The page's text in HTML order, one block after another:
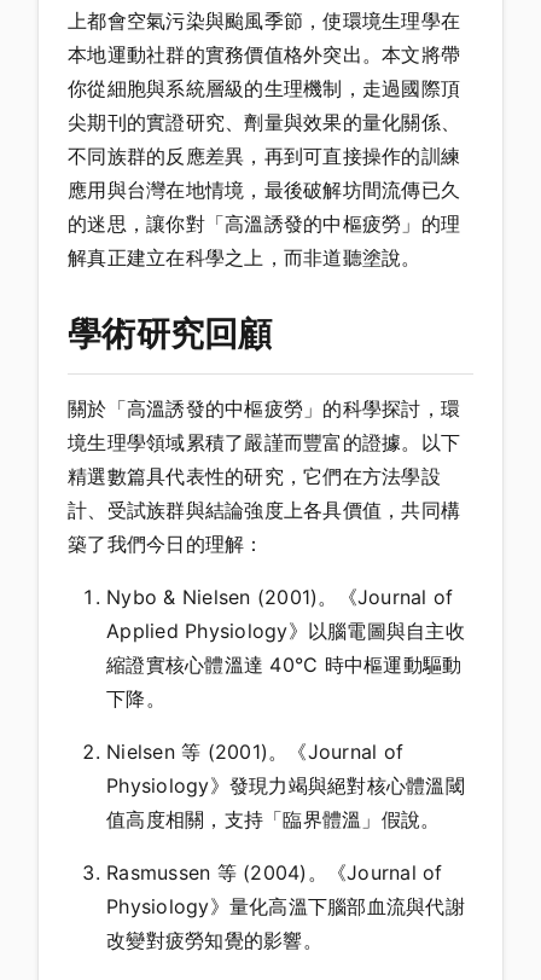
上都會空氣污染與颱風季節，使環境生理學在
本地運動社群的實務價值格外突出。本文將帶
你從細胞與系統層級的生理機制，走過國際頂
尖期刊的實證研究、劑量與效果的量化關係、
不同族群的反應差異，再到可直接操作的訓練
應用與台灣在地情境，最後破解坊間流傳已久
的迷思，讓你對「高溫誘發的中樞疲勞」的理
解真正建立在科學之上，而非道聽塗說。
學術研究回顧
關於「高溫誘發的中樞疲勞」的科學探討，環
境生理學領域累積了嚴謹而豐富的證據。以下
精選數篇具代表性的研究，它們在方法學設
計、受試族群與結論強度上各具價值，共同構
築了我們今日的理解：
Nybo & Nielsen (2001)。《Journal of
Applied Physiology》以腦電圖與自主收
縮證實核心體溫達 40°C 時中樞運動驅動
下降。
Nielsen 等 (2001)。《Journal of
Physiology》發現力竭與絕對核心體溫閾
值高度相關，支持「臨界體溫」假說。
Rasmussen 等 (2004)。《Journal of
Physiology》量化高溫下腦部血流與代謝
改變對疲勞知覺的影響。